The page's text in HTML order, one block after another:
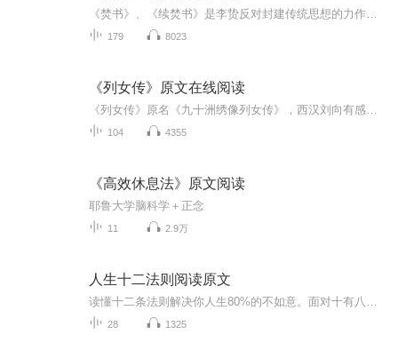
179 8023
《列女传》原文在线阅读
104 4355
《高效休息法》原文阅读
耶鲁大学脑科学＋正念
11 2.9万
人生十二法则阅读原文
28 1325